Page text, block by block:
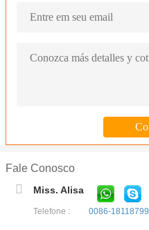
Fale Conosco
Miss. Alisa
Telefone : 0086-